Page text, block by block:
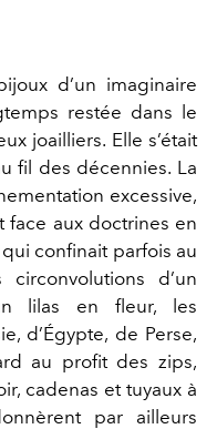
d’un imaginaire
restée dans le
joailliers. Elle s’était
fil des décennies. La
excessive,
face aux doctrines en
confinait parfois au
d’un
lilas en fleur, les
d’Égypte, de Perse,
au profit des zips,
cadenas et tuyaux à
par ailleurs